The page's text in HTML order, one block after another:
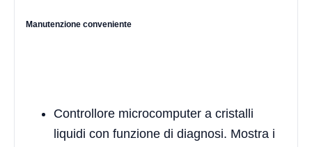
Manutenzione conveniente
Controllore microcomputer a cristalli
liquidi con funzione di diagnosi. Mostra i